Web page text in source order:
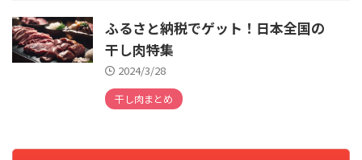
ふるさと納税でゲット！日本全国の
干し肉特集
2024/3/28
干し肉まとめ